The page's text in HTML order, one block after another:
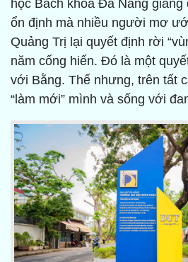
học Bách khoa Đà Nẵng giảng
ổn định mà nhiều người mơ
Quảng Trị lại quyết định rời
năm cống hiến. Đó là một
với Bằng. Thế nhưng, trên tất
“làm mới” mình và sống với